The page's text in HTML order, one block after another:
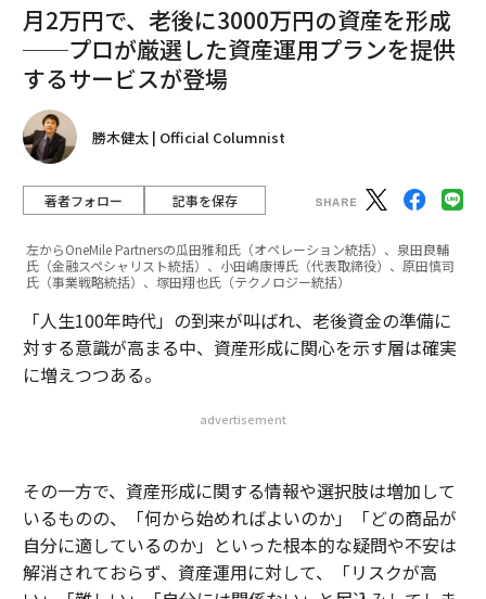
月2万円で、老後に3000万円の資産を形成
──プロが厳選した資産運用プランを提供
するサービスが登場
勝木健太 | Official Columnist
著者フォロー 記事を保存
左からOneMile Partnersの瓜田雅和氏（オペレーション統括）、泉田良輔
氏（金融スペシャリスト統括）、小田嶋康博氏（代表取締役）、原田慎司
氏（事業戦略統括）、塚田翔也氏（テクノロジー統括）
「人生100年時代」の到来が叫ばれ、老後資金の準備に
対する意識が高まる中、資産形成に関心を示す層は確実
に増えつつある。
advertisement
その一方で、資産形成に関する情報や選択肢は増加して
いるものの、「何から始めればよいのか」「どの商品が
自分に適しているのか」といった根本的な疑問や不安は
解消されておらず、資産運用に対して、「リスクが高